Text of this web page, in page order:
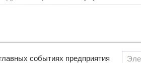
событиях предприятия